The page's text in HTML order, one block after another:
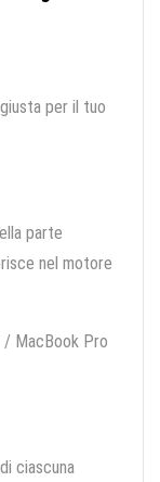
per il tuo
parte
nel motore
/ MacBook Pro
ciascuna